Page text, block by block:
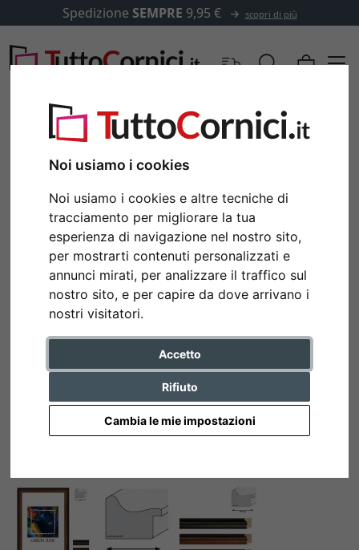
Noi usiamo i cookies
Noi usiamo i cookies e altre tecniche di
tracciamento per migliorare la tua
esperienza di navigazione nel nostro sito,
per mostrarti contenuti personalizzati e
annunci mirati, per analizzare il traffico sul
nostro sito, e per capire da dove arrivano i
nostri visitatori.
Accetto
Rifiuto
Cambia le mie impostazioni
Spedizione SEMPRE 9,95 € scopri di più
Indietro